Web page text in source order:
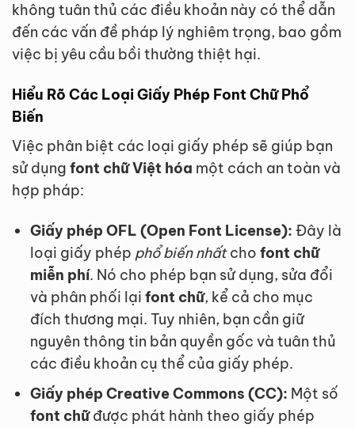
không tuân thủ các điều khoản này có thể dẫn
đến các vấn đề pháp lý nghiêm trọng, bao gồm
việc bị yêu cầu bồi thường thiệt hại.
Hiểu Rõ Các Loại Giấy Phép Font Chữ Phổ
Biến
Việc phân biệt các loại giấy phép sẽ giúp bạn
sử dụng font chữ Việt hóa một cách an toàn và
hợp pháp:
Giấy phép OFL (Open Font License): Đây là
loại giấy phép phổ biến nhấtcho font chữ
miễn phí. Nó cho phép bạn sử dụng, sửa đổi
và phân phối lại font chữ, kể cả cho mục
đích thương mại. Tuy nhiên, bạn cần giữ
nguyên thông tin bản quyền gốc và tuân thủ
các điều khoản cụ thể của giấy phép.
Giấy phép Creative Commons (CC): Một số
font chữđược phát hành theo giấy phép